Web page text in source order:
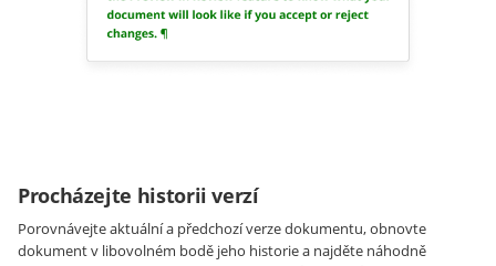
Procházejte historii verzí
Porovnávejte aktuální a předchozí verze dokumentu, obnovte
dokument v libovolném bodě jeho historie a najděte náhodně